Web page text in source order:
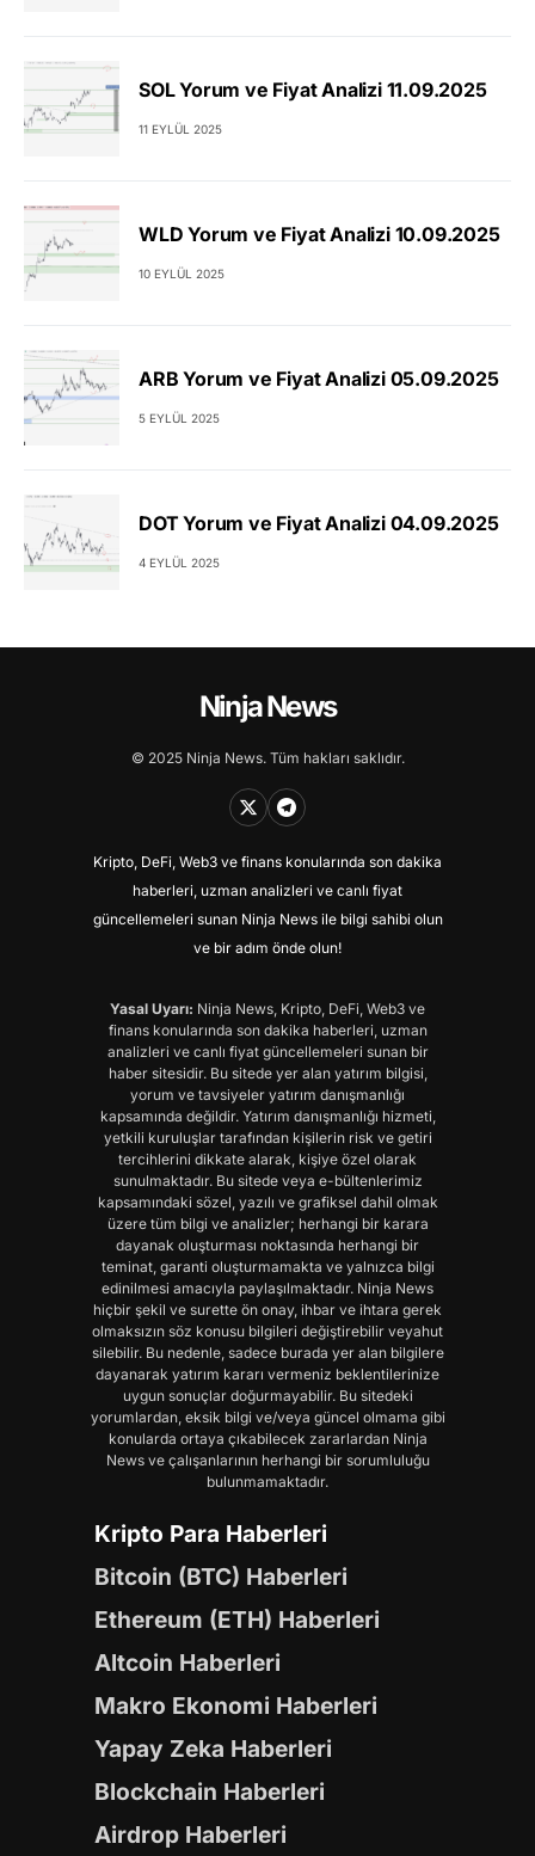
SOL Yorum ve Fiyat Analizi 11.09.2025
11 EYLÜL 2025
WLD Yorum ve Fiyat Analizi 10.09.2025
10 EYLÜL 2025
ARB Yorum ve Fiyat Analizi 05.09.2025
5 EYLÜL 2025
DOT Yorum ve Fiyat Analizi 04.09.2025
4 EYLÜL 2025
Ninja News
© 2025 Ninja News. Tüm hakları saklıdır.
Kripto, DeFi, Web3 ve finans konularında son dakika
haberleri, uzman analizleri ve canlı fiyat
güncellemeleri sunan Ninja News ile bilgi sahibi olun
ve bir adım önde olun!
Yasal Uyarı: Ninja News, Kripto, DeFi, Web3 ve
finans konularında son dakika haberleri, uzman
analizleri ve canlı fiyat güncellemeleri sunan bir
haber sitesidir. Bu sitede yer alan yatırım bilgisi,
yorum ve tavsiyeler yatırım danışmanlığı
kapsamında değildir. Yatırım danışmanlığı hizmeti,
yetkili kuruluşlar tarafından kişilerin risk ve getiri
tercihlerini dikkate alarak, kişiye özel olarak
sunulmaktadır. Bu sitede veya e-bültenlerimiz
kapsamındaki sözel, yazılı ve grafiksel dahil olmak
üzere tüm bilgi ve analizler; herhangi bir karara
dayanak oluşturması noktasında herhangi bir
teminat, garanti oluşturmamakta ve yalnızca bilgi
edinilmesi amacıyla paylaşılmaktadır. Ninja News
hiçbir şekil ve surette ön onay, ihbar ve ihtara gerek
olmaksızın söz konusu bilgileri değiştirebilir veyahut
silebilir. Bu nedenle, sadece burada yer alan bilgilere
dayanarak yatırım kararı vermeniz beklentilerinize
uygun sonuçlar doğurmayabilir. Bu sitedeki
yorumlardan, eksik bilgi ve/veya güncel olmama gibi
konularda ortaya çıkabilecek zararlardan Ninja
News ve çalışanlarının herhangi bir sorumluluğu
bulunmamaktadır.
Kripto Para Haberleri
Bitcoin (BTC) Haberleri
Ethereum (ETH) Haberleri
Altcoin Haberleri
Makro Ekonomi Haberleri
Yapay Zeka Haberleri
Blockchain Haberleri
Airdrop Haberleri